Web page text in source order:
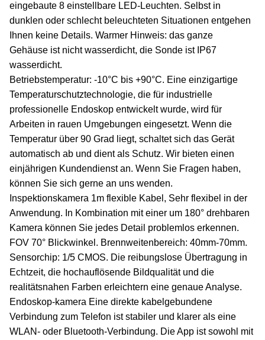
eingebaute 8 einstellbare LED-Leuchten. Selbst in
dunklen oder schlecht beleuchteten Situationen entgehen
Ihnen keine Details. Warmer Hinweis: das ganze
Gehäuse ist nicht wasserdicht, die Sonde ist IP67
wasserdicht.
Betriebstemperatur: -10°C bis +90°C. Eine einzigartige
Temperaturschutztechnologie, die für industrielle
professionelle Endoskop entwickelt wurde, wird für
Arbeiten in rauen Umgebungen eingesetzt. Wenn die
Temperatur über 90 Grad liegt, schaltet sich das Gerät
automatisch ab und dient als Schutz. Wir bieten einen
einjährigen Kundendienst an. Wenn Sie Fragen haben,
können Sie sich gerne an uns wenden.
Inspektionskamera 1m flexible Kabel, Sehr flexibel in der
Anwendung. In Kombination mit einer um 180° drehbaren
Kamera können Sie jedes Detail problemlos erkennen.
FOV 70° Blickwinkel. Brennweitenbereich: 40mm-70mm.
Sensorchip: 1/5 CMOS. Die reibungslose Übertragung in
Echtzeit, die hochauflösende Bildqualität und die
realitätsnahen Farben erleichtern eine genaue Analyse.
Endoskop-kamera Eine direkte kabelgebundene
Verbindung zum Telefon ist stabiler und klarer als eine
WLAN- oder Bluetooth-Verbindung. Die App ist sowohl mit